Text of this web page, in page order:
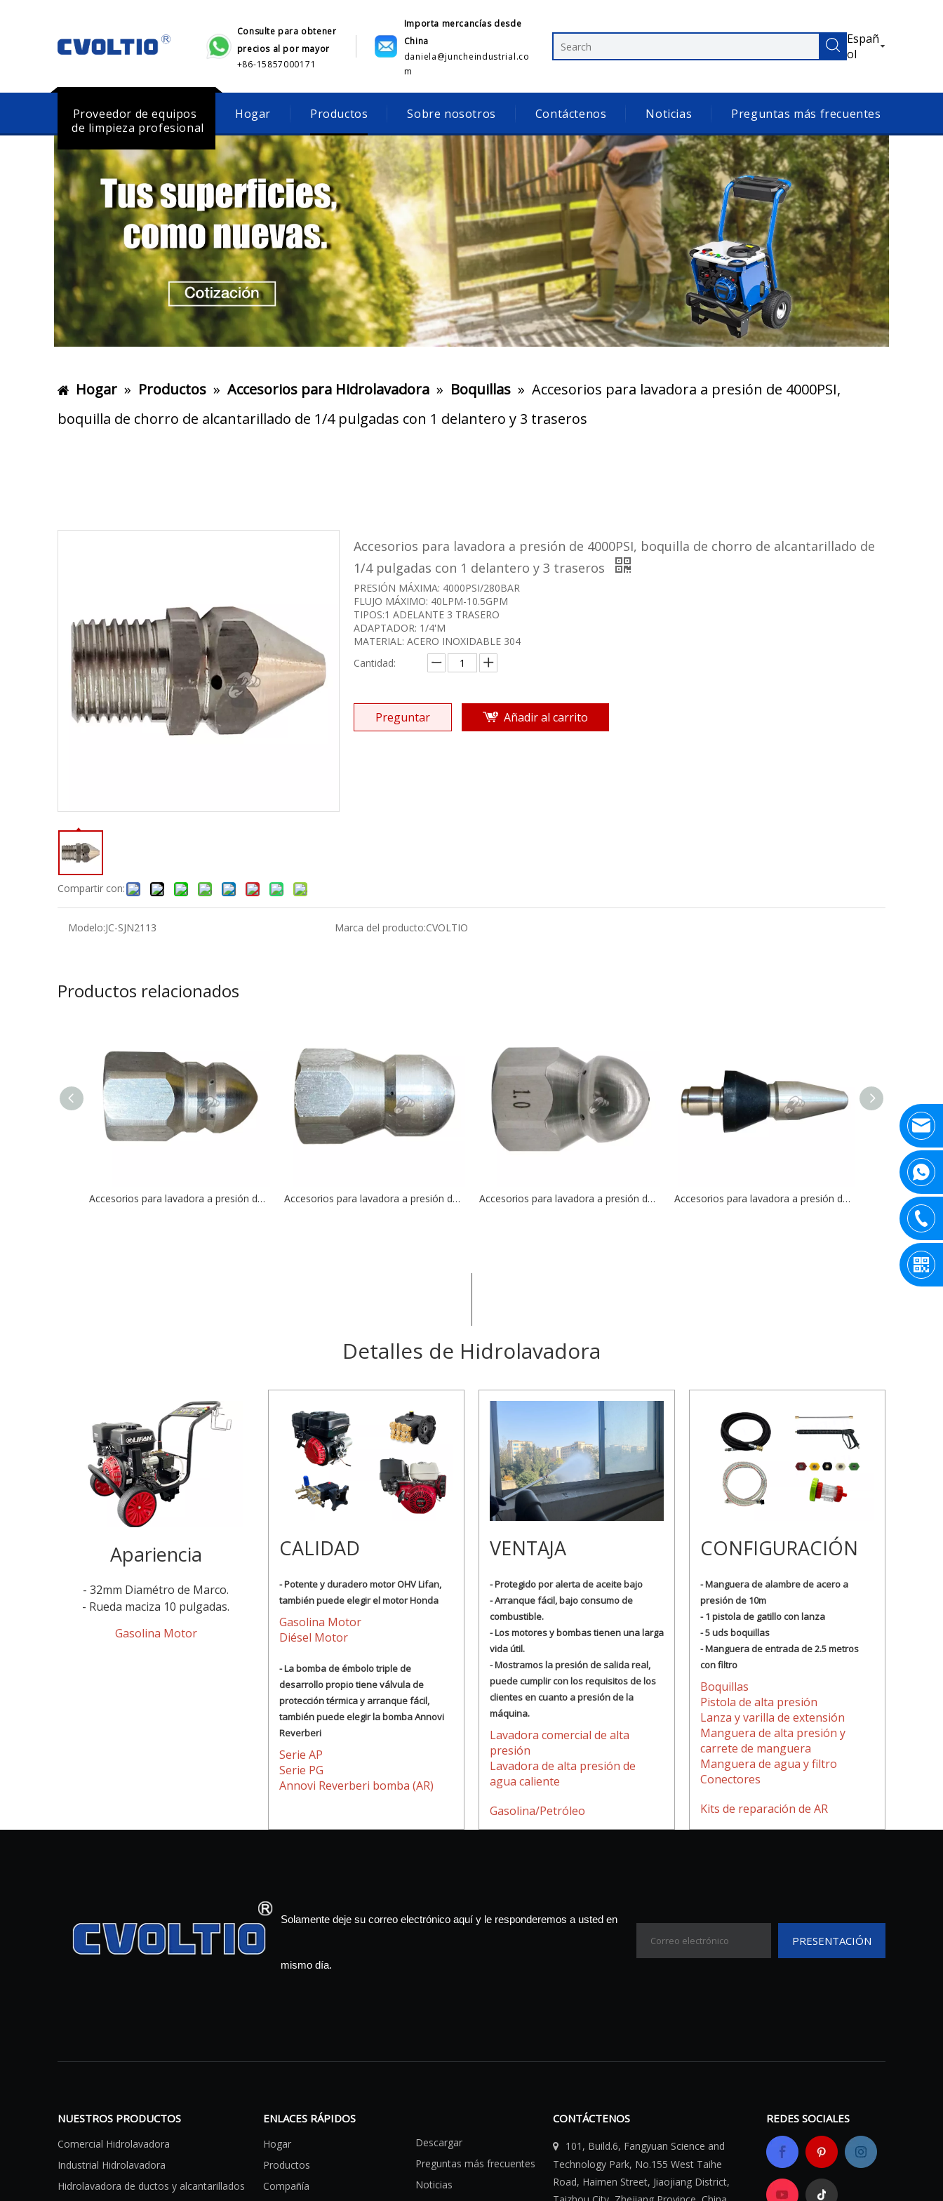
Consulte para obtener
precios al por mayor
+86-15857000171
Importa mercancías desde
China
daniela@juncheindustrial.co
m
Españ
ol
Proveedor de equipos
de limpieza profesional
Hogar Productos Sobre nosotros Contáctenos Noticias Preguntas más frecuentes
Hogar » Productos » Accesorios para Hidrolavadora » Boquillas » Accesorios para lavadora a presión de 4000PSI,
boquilla de chorro de alcantarillado de 1/4 pulgadas con 1 delantero y 3 traseros
Compartir con:
Accesorios para lavadora a presión de 4000PSI, boquilla de chorro de alcantarillado de
1/4 pulgadas con 1 delantero y 3 traseros
PRESIÓN MÁXIMA: 4000PSI/280BAR
FLUJO MÁXIMO: 40LPM-10.5GPM
TIPOS:1 ADELANTE 3 TRASERO
ADAPTADOR: 1/4'M
MATERIAL: ACERO INOXIDABLE 304
Cantidad:
Preguntar Añadir al carrito
Modelo:JC-SJN2113 Marca del producto:CVOLTIO
Productos relacionados
Accesorios para lavadora a presión de 4000PSI, boquillas de chorro de drenaje de alcantarillado de 1/4 pulgadas con 1 delantero y 6 traseros Accesorios para lavadora a presión de 4000PSI, boquilla de chorro de 1/4 pulgadas con 1 delantero y 3 traseros Accesorios para lavadora a presión de 4000PSI, boquilla de chorro de 1/4' con 1 delantero y 6 traseros Accesorios para lavadora a presión de 4000PSI, boquillas de chorro de drenaje de alcantarillado de conexión rápida de 1/4 pulgadas con 1 delantero y 3 traseros
Detalles de Hidrolavadora
Apariencia
- 32mm Diamétro de Marco.
- Rueda maciza 10 pulgadas.
Gasolina Motor
CALIDAD
- Potente y duradero motor OHV Lifan,
también puede elegir el motor Honda
Gasolina Motor
Diésel Motor
- La bomba de émbolo triple de
desarrollo propio tiene válvula de
protección térmica y arranque fácil,
también puede elegir la bomba Annovi
Reverberi
Serie AP
Serie PG
Annovi Reverberi bomba (AR)
VENTAJA
- Protegido por alerta de aceite bajo
- Arranque fácil, bajo consumo de
combustible.
- Los motores y bombas tienen una larga
vida útil.
- Mostramos la presión de salida real,
puede cumplir con los requisitos de los
clientes en cuanto a presión de la
máquina.
Lavadora comercial de alta
presión
Lavadora de alta presión de
agua caliente
Gasolina/Petróleo
CONFIGURACIÓN
- Manguera de alambre de acero a
presión de 10m
- 1 pistola de gatillo con lanza
- 5 uds boquillas
- Manguera de entrada de 2.5 metros
con filtro
Boquillas
Pistola de alta presión
Lanza y varilla de extensión
Manguera de alta presión y
carrete de manguera
Manguera de agua y filtro
Conectores
Kits de reparación de AR
Solamente deje su correo electrónico aquí y le responderemos a usted en
mismo día.
PRESENTACIÓN
NUESTROS PRODUCTOS
Comercial Hidrolavadora
Industrial Hidrolavadora
Hidrolavadora de ductos y alcantarillados
ENLACES RÁPIDOS
Hogar
Productos
Compañía
Descargar
Preguntas más frecuentes
Noticias
CONTÁCTENOS
 101, Build.6, Fangyuan Science and
Technology Park, No.155 West Taihe
Road, Haimen Street, Jiaojiang District,
REDES SOCIALES